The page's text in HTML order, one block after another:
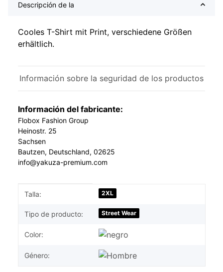
Descripción de la
Cooles T-Shirt mit Print, verschiedene Größen
erhältlich.
Información sobre la seguridad de los productos
Información del fabricante:
Flobox Fashion Group
Heinostr. 25
Sachsen
Bautzen, Deutschland, 02625
info@yakuza-premium.com
#productDetails.itemInformation#
#productDetails.itemValue#
Talla: 2XL
Tipo de producto: Street Wear
Color:
Género: